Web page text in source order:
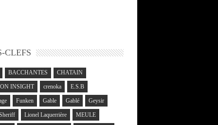
CLEFS
BACCHANTES CHATAIN
INSIGHT crenoka E.S.B
Funken Gable Gablé Geysir
Lionel Laquerrière MEULE